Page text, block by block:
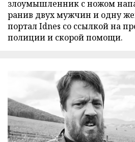
злоумышленник с ножом
ранив двух мужчин и одну
портал Idnes со ссылкой на
полиции и скорой помощи.